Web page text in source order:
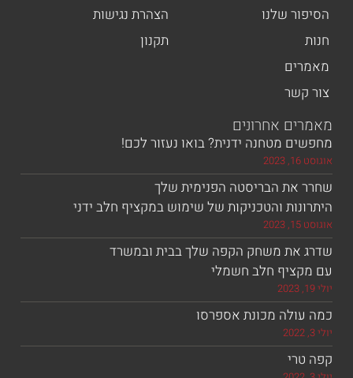
שלנו
הצהרת נגישות
אחרונים
מטחנה ידנית? בואו נעזור לכם!
הבריסטה הפנימית שלך
והטכניקות של שימוש במקציף חלב ידני
משחק הקפה שלך בבית ובמשרד
חלב חשמלי
מכונת אספרסו